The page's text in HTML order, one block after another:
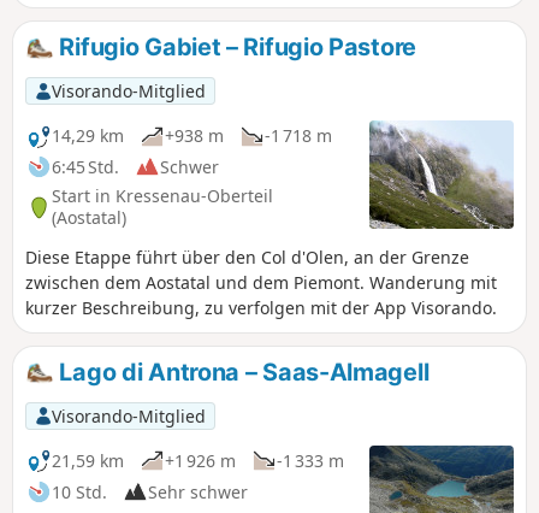
Pastore-Hütte, die in eine grandiose Alm am Fuße der
Nordwand des Monte Rosa eingebettet ist.
Rifugio Gabiet – Rifugio Pastore
Visorando-Mitglied
14,29 km
+938 m
-1 718 m
6:45 Std.
Schwer
Start in Kressenau-Oberteil
(Aostatal)
Diese Etappe führt über den Col d'Olen, an der Grenze
zwischen dem Aostatal und dem Piemont. Wanderung mit
kurzer Beschreibung, zu verfolgen mit der App Visorando.
Lago di Antrona – Saas-Almagell
Visorando-Mitglied
21,59 km
+1 926 m
-1 333 m
10 Std.
Sehr schwer